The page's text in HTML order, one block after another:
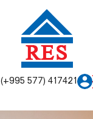
(+995 577) 417421